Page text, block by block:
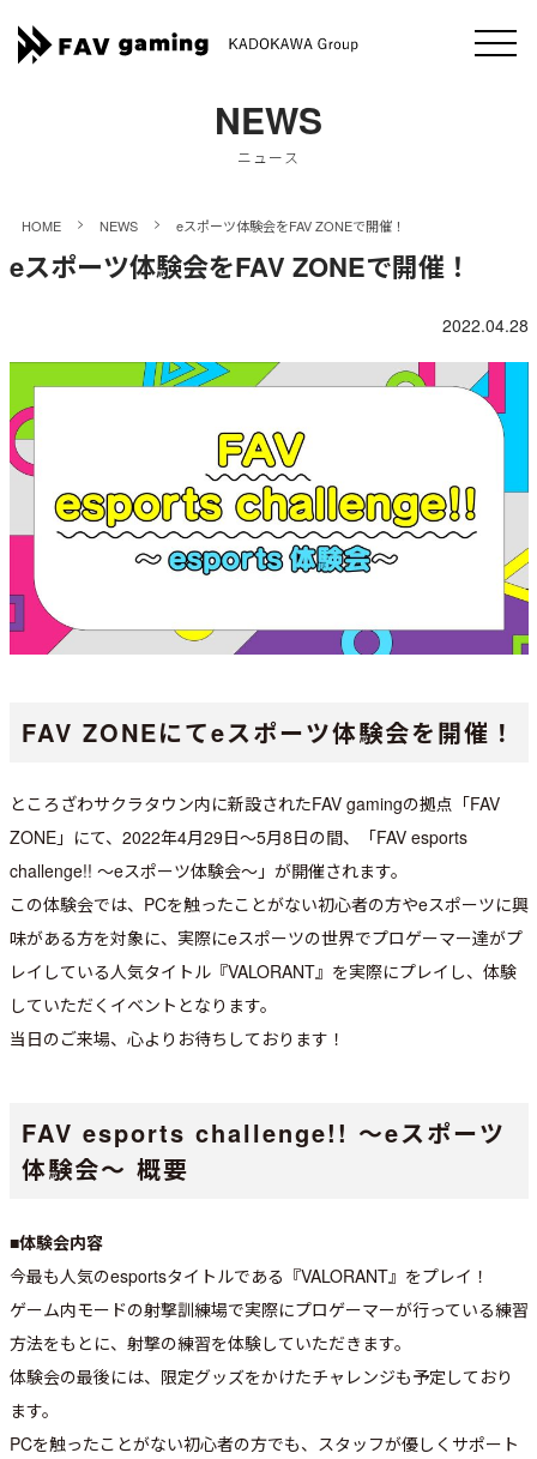
NEWS
ニュース
HOME > NEWS > eスポーツ体験会をFAV ZONEで開催！
eスポーツ体験会をFAV ZONEで開催！
2022.04.28
FAV ZONEにてeスポーツ体験会を開催！
ところざわサクラタウン内に新設されたFAV gamingの拠点「FAV
ZONE」にて、2022年4月29日～5月8日の間、「FAV esports
challenge!! ～eスポーツ体験会～」が開催されます。
この体験会では、PCを触ったことがない初心者の方やeスポーツに興
味がある方を対象に、実際にeスポーツの世界でプロゲーマー達がプ
レイしている人気タイトル『VALORANT』を実際にプレイし、体験
していただくイベントとなります。
当日のご来場、心よりお待ちしております！
FAV esports challenge!! ～eスポーツ
体験会～ 概要
■体験会内容
今最も人気のesportsタイトルである『VALORANT』をプレイ！
ゲーム内モードの射撃訓練場で実際にプロゲーマーが行っている練習
方法をもとに、射撃の練習を体験していただきます。
体験会の最後には、限定グッズをかけたチャレンジも予定しており
ます。
PCを触ったことがない初心者の方でも、スタッフが優しくサポート